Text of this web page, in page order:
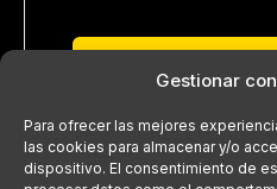
Gestionar
Para ofrecer las mejores
las cookies para almacenar y/o
dispositivo. El consentimiento de
¿No tienes una